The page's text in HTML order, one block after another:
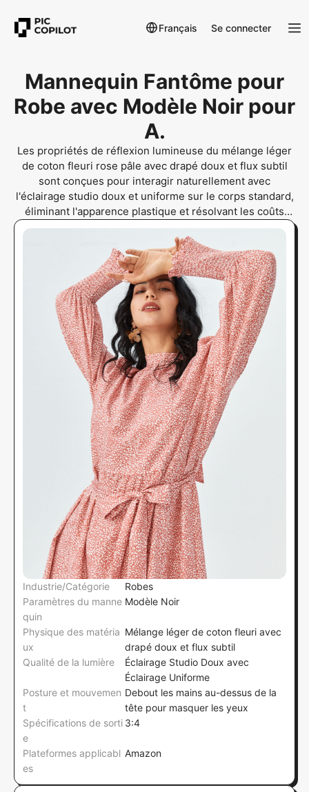
Français Se connecter
Mannequin Fantôme pour
Robe avec Modèle Noir pour
A.
Les propriétés de réflexion lumineuse du mélange léger
de coton fleuri rose pâle avec drapé doux et flux subtil
sont conçues pour interagir naturellement avec
l'éclairage studio doux et uniforme sur le corps standard,
éliminant l'apparence plastique et résolvant les coûts
élevés de tournage pour l'e-commerce. Cela offre des
actifs authentiques et économiques pour les
dropshippers.
Industrie/Catégorie
Robes
Paramètres du manne
quin
Modèle Noir
Physique des matéria
ux
Mélange léger de coton fleuri avec
drapé doux et flux subtil
Qualité de la lumière
Éclairage Studio Doux avec
Éclairage Uniforme
Posture et mouvemen
t
Debout les mains au-dessus de la
tête pour masquer les yeux
Spécifications de sorti
e
3:4
Plateformes applicabl
es
Amazon